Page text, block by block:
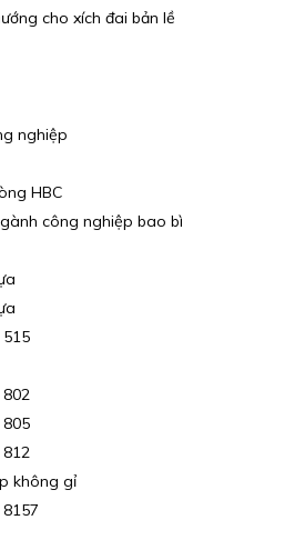
cho xích đai bản lề
nghiệp
HBC
công nghiệp bao bì
không gỉ